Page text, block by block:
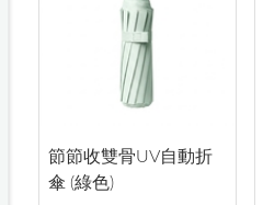
節節收雙骨UV自動折
傘 (綠色)